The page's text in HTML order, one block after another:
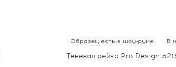
Образец есть в шоу-руме В
Теневая рейка Pro Design